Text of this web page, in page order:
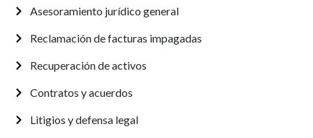
Asesoramiento jurídico general
Reclamación de facturas impagadas
Recuperación de activos
Contratos y acuerdos
Litigios y defensa legal